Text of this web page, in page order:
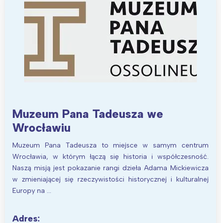
Muzeum Pana Tadeusza we
Wrocławiu
Muzeum Pana Tadeusza to miejsce w samym centrum
Wrocławia, w którym łączą się historia i współczesność.
Naszą misją jest pokazanie rangi dzieła Adama Mickiewicza
w zmieniającej się rzeczywistości historycznej i kulturalnej
Europy na …
Adres: